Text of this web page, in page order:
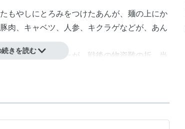
もやしにとろみをつけたあんが、麺の上にか
肉、キャベツ、人参、キクラゲなどが、あん
ねた賄い食だったが、戦後の物資難の折、当
きを読む